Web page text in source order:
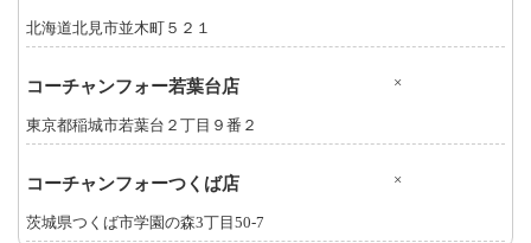
北海道北見市並木町５２１
コーチャンフォー若葉台店 ×
東京都稲城市若葉台２丁目９番２
コーチャンフォーつくば店 ×
茨城県つくば市学園の森3丁目50-7